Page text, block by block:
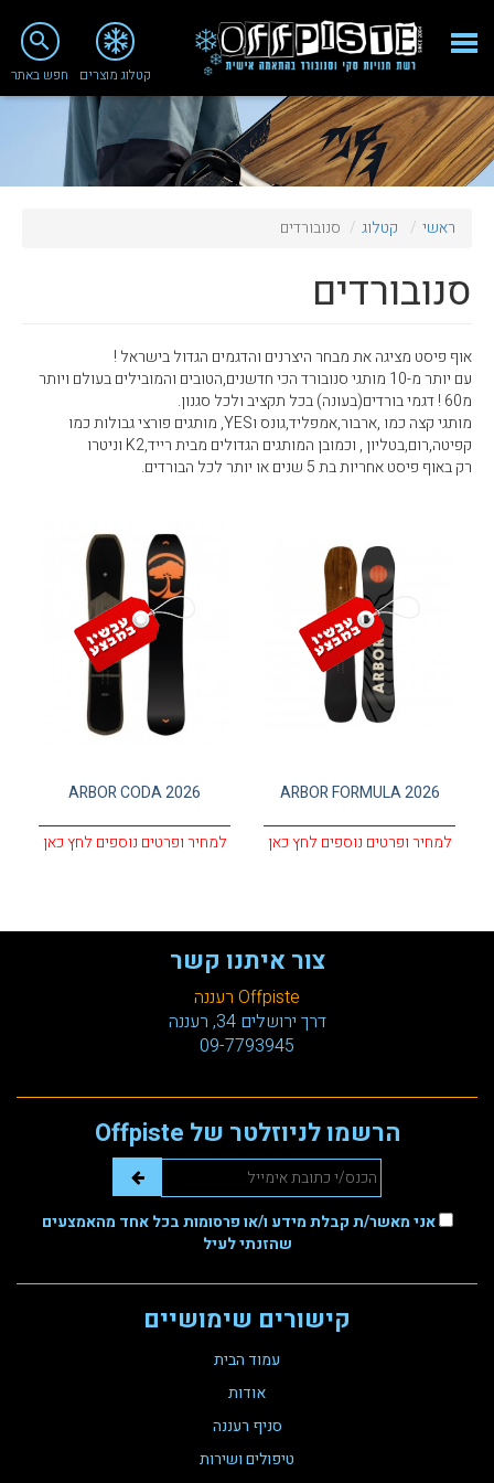
close
Fashion 2018
מי אנחנו
סניף רעננה
טיפולים ושירות
מועדון לקוחות
TeamOPC
קטלוג מוצרים
search
חפש באתר
ראשי קטלוג סנובורדים
סנובורדים
אוף פיסט מציגה את מבחר היצרנים והדגמים הגדול בישראל !
עם יותר מ-10 מותגי סנובורד הכי חדשנים,הטובים והמובילים בעולם ויותר
מ60 ! דגמי בורדים(בעונה) בכל תקציב ולכל סגנון.
מותגי קצה כמו ,ארבור,אמפליד,גונס וYES, מותגים פורצי גבולות כמו
קפיטה,רום,בטליון , וכמובן המותגים הגדולים מבית רייד,K2 וניטרו
רק באוף פיסט אחריות בת 5 שנים או יותר לכל הבורדים.
ARBOR FORMULA 2026
למחיר ופרטים נוספים לחץ כאן
ARBOR CODA 2026
למחיר ופרטים נוספים לחץ כאן
קישורים שימושיים
עמוד הבית
אודות
סניף רעננה
טיפולים ושירות
הרשמו לניוזלטר של Offpiste
אני מאשר/ת קבלת מידע ו/או פרסומות בכל אחד מהאמצעים
שהזנתי לעיל
צור איתנו קשר
Offpiste רעננה
דרך ירושלים 34, רעננה
09-7793945